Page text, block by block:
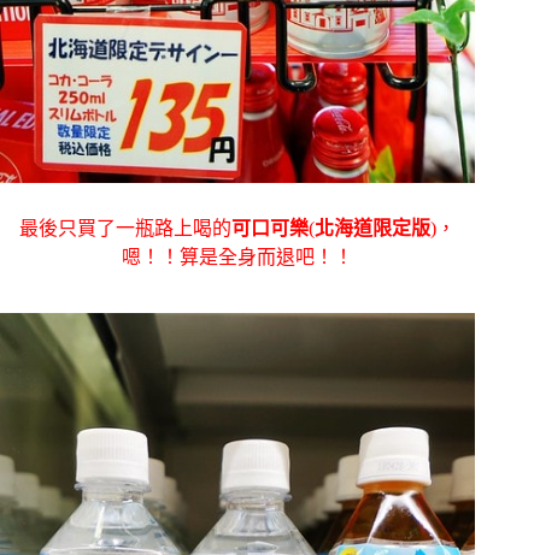
最後只買了一瓶路上喝的可口可樂(北海道限定版)，
嗯！！算是全身而退吧！！